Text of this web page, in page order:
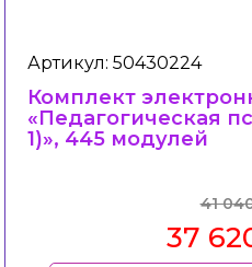
Артикул: 50430224
Комплект
«Педагогическая
1)», 445 модулей
41
37